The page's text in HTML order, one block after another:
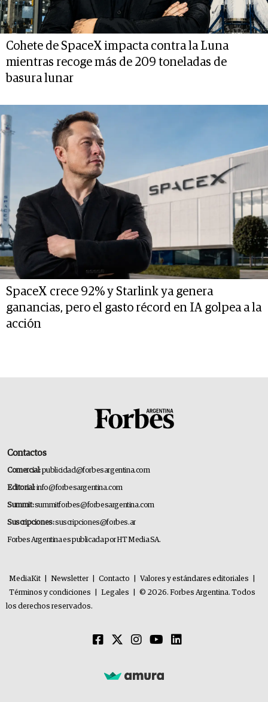
Cohete de SpaceX impacta contra la Luna
mientras recoge más de 209 toneladas de
basura lunar
SpaceX crece 92% y Starlink ya genera
ganancias, pero el gasto récord en IA golpea a la
acción
Contactos
Comercial:publicidad@forbesargentina.com
Editorial:info@forbesargentina.com
Summit:summitforbes@forbesargentina.com
Suscripciones:suscripciones@forbes.ar
Forbes Argentina es publicada por HT Media SA.
MediaKit Newsletter Contacto Valores y estándares editoriales
Términos y condiciones
Legales
© 2026. Forbes Argentina. Todos
los derechos reservados.